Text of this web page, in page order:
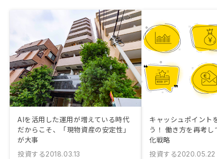
AIを活用した運用が増えている時代
だからこそ、「現物資産の安定性」
が大事
投資する2018.03.13
キャッシュポイント
う！ 働き方を再考
化戦略
投資する2020.05.22